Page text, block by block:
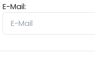
E-Mail: